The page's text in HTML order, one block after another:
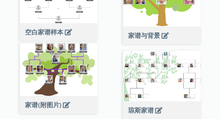
家谱与背景
空白家谱样本
家谱(附图片)
琼斯家谱